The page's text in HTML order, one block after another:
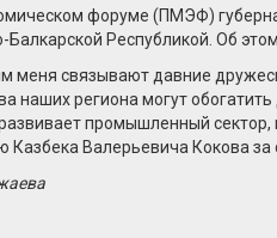
форуме (ПМЭФ)
Балкарской Республикой. Об
меня связывают давние
наших региона могут
промышленный
Казбека Валерьевича Кокова